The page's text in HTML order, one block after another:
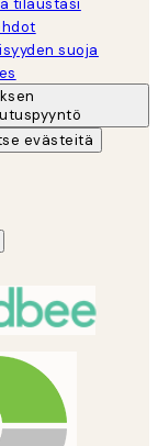
suoja
evästeitä